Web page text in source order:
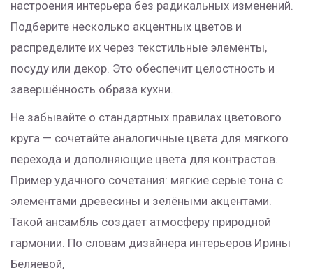
настроения интерьера без радикальных изменений.
Подберите несколько акцентных цветов и
распределите их через текстильные элементы,
посуду или декор. Это обеспечит целостность и
завершённость образа кухни.
Не забывайте о стандартных правилах цветового
круга — сочетайте аналогичные цвета для мягкого
перехода и дополняющие цвета для контрастов.
Пример удачного сочетания: мягкие серые тона с
элементами древесины и зелёными акцентами.
Такой ансамбль создает атмосферу природной
гармонии. По словам дизайнера интерьеров Ирины
Беляевой,